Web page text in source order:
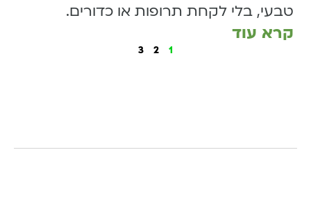
טבעי, בלי לקחת תרופות או כדורים.
קרא עוד
1
2
3